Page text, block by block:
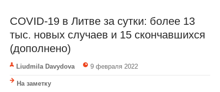
COVID-19 в Литве за сутки: более 13
тыс. новых случаев и 15 скончавшихся
(дополнено)
Liudmila Davydova 9 февраля 2022
На заметку